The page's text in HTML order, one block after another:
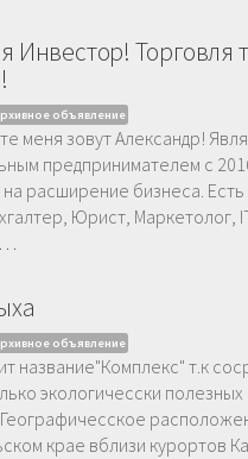
Инвестор! Торговля
объявление
меня зовут Александр!
предпринимателем с
расширение бизнеса. Есть
Юрист, Маркетолог, IT
объявление
название"Комплекс" т.к
экологичесски
крае вблизи курортов